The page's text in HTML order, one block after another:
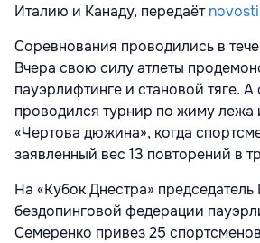
Италию и Канаду, передаёт
Соревнования проводились в
Вчера свою силу атлеты
пауэрлифтинге и становой тяге. А
проводился турнир по жиму лежа
«Чертова дюжина», когда
заявленный вес 13 повторений в
На «Кубок Днестра»
бездопинговой федерации
Семеренко привез 25